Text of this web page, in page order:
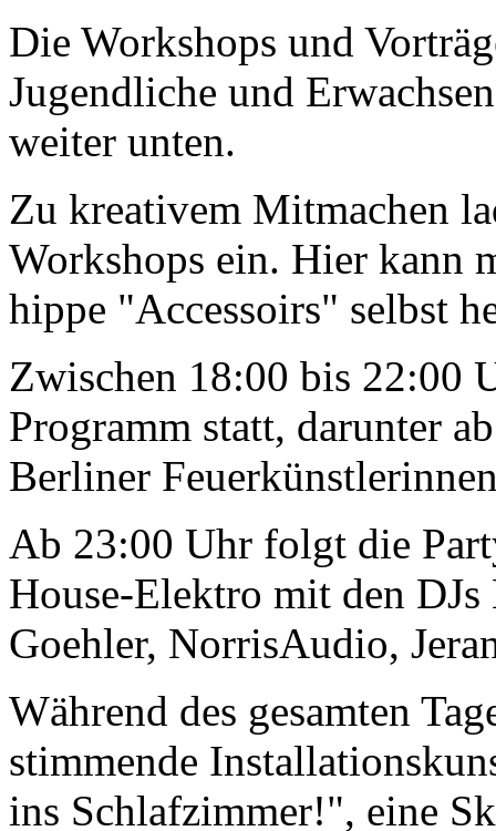
Die Workshops und
Jugendliche und
weiter unten.
Zu kreativem Mitmachen
Workshops ein. Hier kann
hippe "Accessoirs" selbst
Zwischen 18:00 bis 22:00
Programm statt, darunter
Berliner
Ab 23:00 Uhr folgt die
House-Elektro mit den
Goehler, NorrisAudio,
Während des gesamten
stimmende
ins Schlafzimmer!", eine